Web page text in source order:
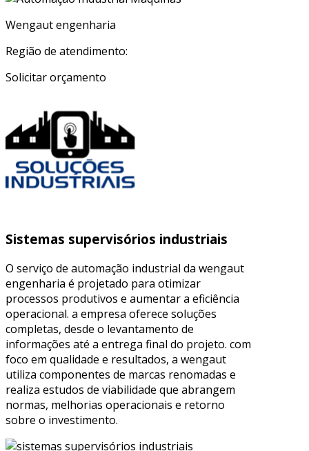
Wengaut engenharia
Região de atendimento:
Solicitar orçamento
Sistemas supervisórios industriais
O serviço de automação industrial da wengaut
engenharia é projetado para otimizar
processos produtivos e aumentar a eficiência
operacional. a empresa oferece soluções
completas, desde o levantamento de
informações até a entrega final do projeto. com
foco em qualidade e resultados, a wengaut
utiliza componentes de marcas renomadas e
realiza estudos de viabilidade que abrangem
normas, melhorias operacionais e retorno
sobre o investimento.